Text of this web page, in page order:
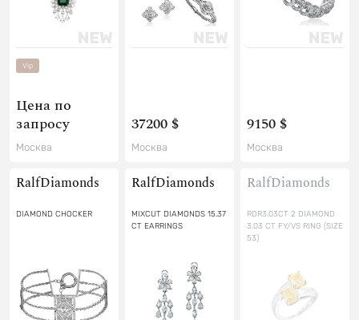
Vip
Цена по
запросу
Москва
37200 $
Москва
9150 $
Москва
RalfDiamonds
DIAMOND CHOCKER
RalfDiamonds
MIXCUT DIAMONDS 15.37
CT EARRINGS
RalfDiamonds
RDR3.03CT 2 DIAMOND
3.03 CT FY/VS RING (SIZE
53)